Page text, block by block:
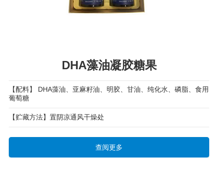
DHA藻油凝胶糖果
【配料】 DHA藻油、亚麻籽油、明胶、甘油、纯化水、磷脂、食用
葡萄糖
【贮藏方法】置阴凉通风干燥处
查阅更多